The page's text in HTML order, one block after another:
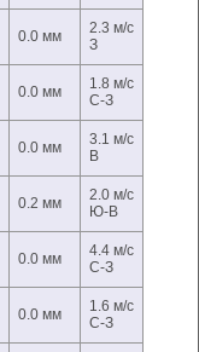
0.0 мм
2.3 м/с
З
0.0 мм
1.8 м/с
С-З
0.0 мм
3.1 м/с
В
0.2 мм
2.0 м/с
Ю-В
0.0 мм
4.4 м/с
С-З
0.0 мм
1.6 м/с
С-З